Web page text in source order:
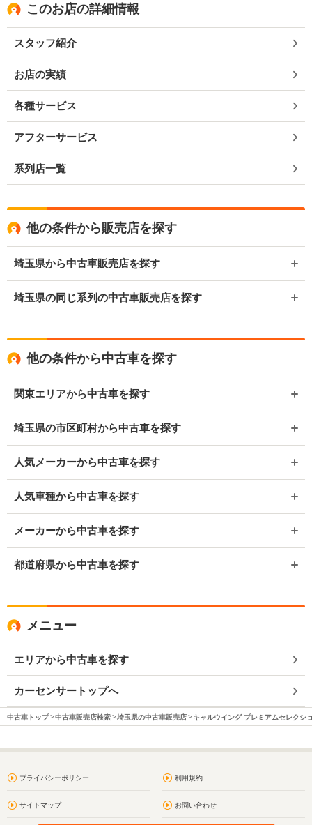
このお店の詳細情報
スタッフ紹介
お店の実績
各種サービス
アフターサービス
系列店一覧
他の条件から販売店を探す
埼玉県から中古車販売店を探す
埼玉県の同じ系列の中古車販売店を探す
他の条件から中古車を探す
関東エリアから中古車を探す
埼玉県の市区町村から中古車を探す
人気メーカーから中古車を探す
人気車種から中古車を探す
メーカーから中古車を探す
都道府県から中古車を探す
メニュー
エリアから中古車を探す
カーセンサートップへ
中古車トップ 中古車販売店検索 埼玉県の中古車販売店 キャルウイング プレミアムセレクシ
プライバシーポリシー 利用規約
サイトマップ お問い合わせ